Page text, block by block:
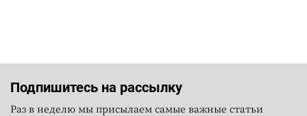
Подпишитесь на рассылку
Раз в неделю мы присылаем самые важные статьи